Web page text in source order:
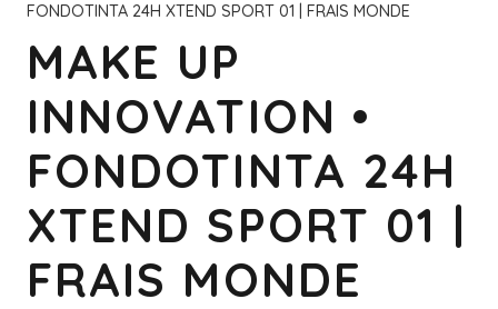
FONDOTINTA 24H XTEND SPORT 01 | FRAIS MONDE
MAKE UP
INNOVATION •
FONDOTINTA 24H
XTEND SPORT 01 |
FRAIS MONDE